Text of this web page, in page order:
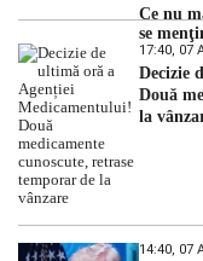
Ce nu
se
17:40, 07
Decizie
Două
la
14:40, 07